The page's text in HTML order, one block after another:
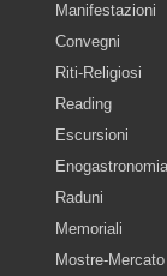
Manifestazioni
Convegni
Riti-Religiosi
Reading
Escursioni
Enogastronomia
Raduni
Memoriali
Mostre-Mercato